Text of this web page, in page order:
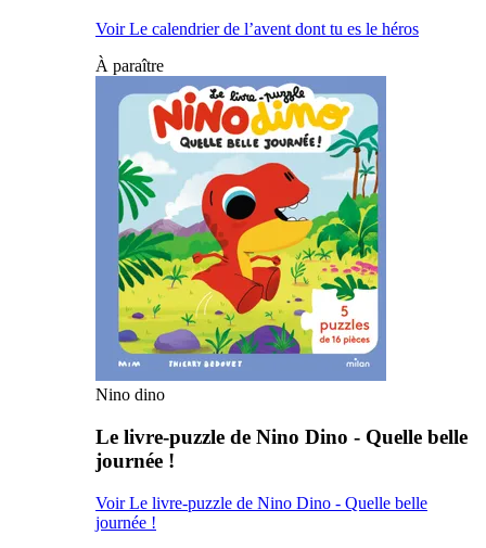
Voir Le calendrier de l’avent dont tu es le héros
À paraître
Nino dino
Le livre-puzzle de Nino Dino - Quelle belle
journée !
Voir Le livre-puzzle de Nino Dino - Quelle belle
journée !